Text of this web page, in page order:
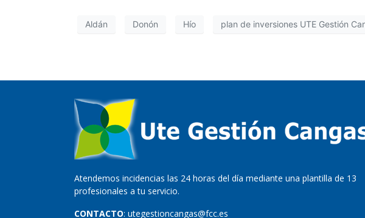
Aldán Donón Hío plan de inversiones UTE Gestión
Atendemos incidencias las 24 horas del día mediante una plantilla de 13
profesionales a tu servicio.
CONTACTO: utegestioncangas@fcc.es